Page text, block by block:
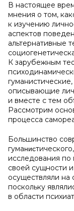
В настоящее
мнения о том,
к изучению
аспектов
альтернативные
К зарубежным
описывающие
и вместе с тем
Рассмотрим
процесса
Большинство
исследования
своей сущности
осуществляли на
поскольку
в области